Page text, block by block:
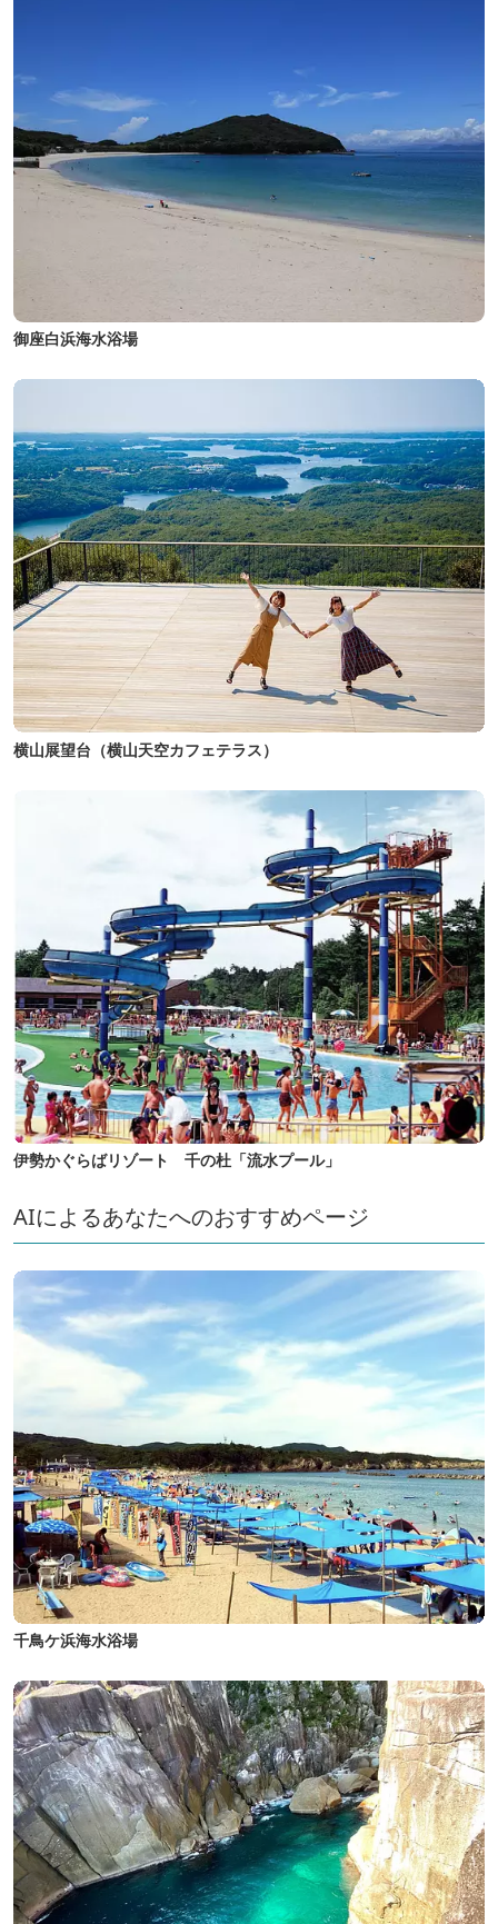
御座白浜海水浴場
横山展望台（横山天空カフェテラス）
伊勢かぐらばリゾート 千の杜「流水プール」
AIによるあなたへのおすすめページ
千鳥ケ浜海水浴場